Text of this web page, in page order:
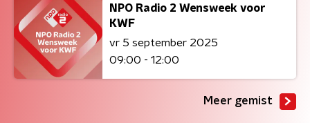
NPO Radio 2 Wensweek voor
KWF
vr 5 september 2025
09:00 - 12:00
Meer gemist